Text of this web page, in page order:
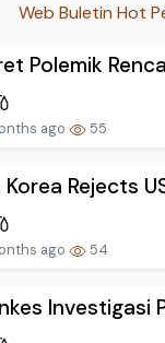
Web Buletin Hot
Polemik
ago 55
Rejects
ago 54
Investigasi